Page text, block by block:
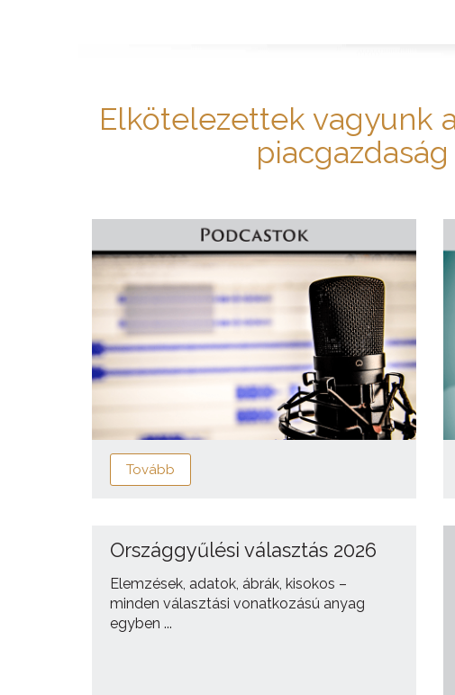
Elkötelezettek vagyunk
Tovább
Országgyűlési választás 2026
Elemzések, adatok, ábrák, kisokos –
minden választási vonatkozású anyag
egyben ...